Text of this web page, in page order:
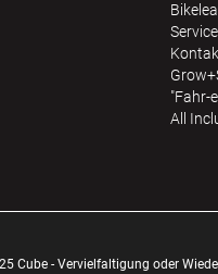
Service
"Fahr-
All
Cube - Vervielfaltigung oder